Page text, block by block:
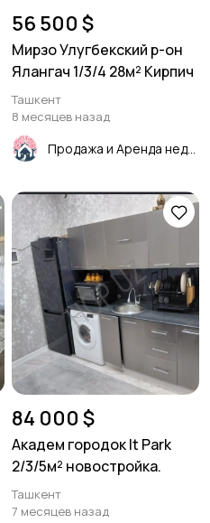
56 500 $
Мирзо Улугбекский р-он
Ялангач 1/3/4 28м² Кирпич
Ташкент
8 месяцев назад
84 000 $
Академ городок It Park
2/3/5м² новостройка.
Ташкент
7 месяцев назад